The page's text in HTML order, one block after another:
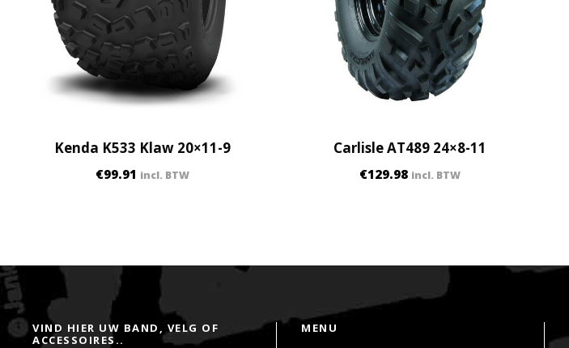
Kenda K533 Klaw 20×11-9
€99.91 incl. BTW
Carlisle AT489 24×8-11
€129.98 incl. BTW
VIND HIER UW BAND, VELG OF
ACCESSOIRES..
MENU